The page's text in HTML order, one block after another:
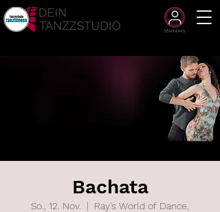
Members
Bachata
So., 12. Nov.
  |
Ray's World of Dance,